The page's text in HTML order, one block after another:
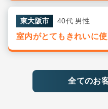
東大阪市 40代 男性
室内がとてもきれいに
全てのお